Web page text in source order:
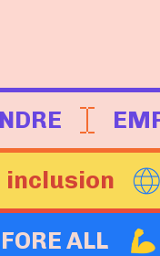
inclusion
ALL